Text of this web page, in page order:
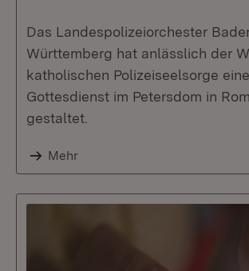
Das Landespolizeiorchester
Württemberg hat anlässlich der
katholischen Polizeiseelsorge
Gottesdienst im Petersdom in
gestaltet.
Mehr